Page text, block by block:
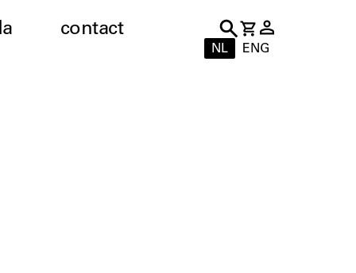
contact
NL ENG